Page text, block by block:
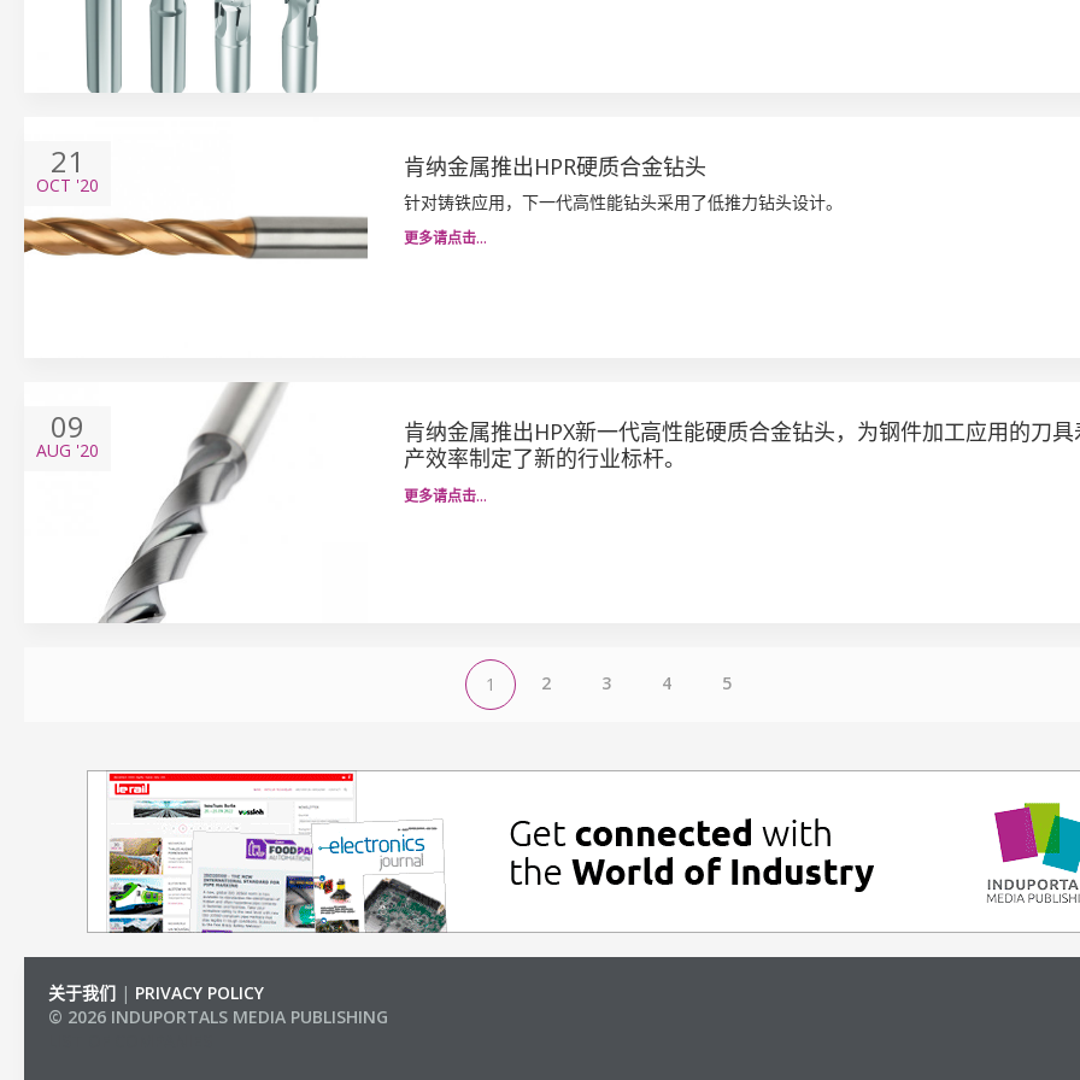
21
OCT '20
肯纳金属推出HPR硬质合金钻头
针对铸铁应用，下一代高性能钻头采用了低推力钻头设计。
更多请点击…
09
AUG '20
肯纳金属推出HPX新一代高性能硬质合金钻头，为钢件加工应用的刀
产效率制定了新的行业标杆。
更多请点击…
1 2 3 4 5
关于我们 | PRIVACY POLICY
© 2026 INDUPORTALS MEDIA PUBLISHING